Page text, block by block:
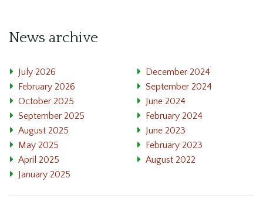
News archive
July 2026
February 2026
October 2025
September 2025
August 2025
May 2025
April 2025
January 2025
December 2024
September 2024
June 2024
February 2024
June 2023
February 2023
August 2022